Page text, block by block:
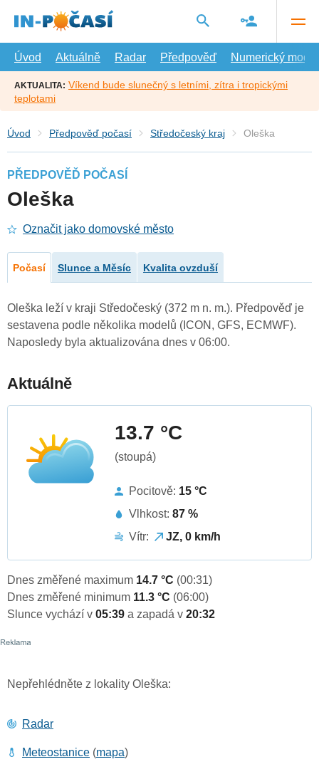
hlavní
Úvod
Aktuálně Radar Předpověď Numerický model
AKTUALITA: Víkend bude slunečný s letními, zítra i tropickými
teplotami
Úvod Předpověď počasí Středočeský kraj Oleška
PŘEDPOVĚĎ POČASÍ
Oleška
Označit jako domovské město
Počasí Slunce a Měsíc Kvalita ovzduší
Oleška leží v kraji Středočeský (372 m n. m.). Předpověď je
sestavena podle několika modelů (ICON, GFS, ECMWF).
Naposledy byla aktualizována dnes v 06:00.
Aktuálně
13.7 °C
(stoupá)
Pocitově: 15 °C
Vlhkost: 87 %
Vítr:
JZ, 0 km/h
Dnes změřené maximum 14.7 °C (00:31)
Dnes změřené minimum 11.3 °C (06:00)
Slunce vychází v 05:39 a zapadá v 20:32
Nepřehlédněte z lokality Oleška:
Radar
Meteostanice (mapa)